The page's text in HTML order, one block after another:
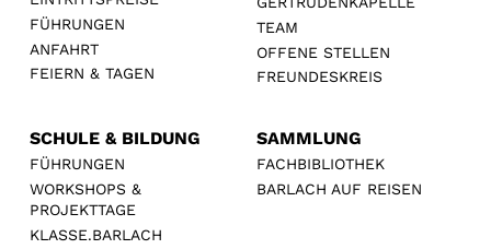
FÜHRUNGEN
ANFAHRT
FEIERN & TAGEN
TEAM
OFFENE STELLEN
FREUNDESKREIS
SCHULE & BILDUNG
FÜHRUNGEN
WORKSHOPS &
PROJEKTTAGE
KLASSE.BARLACH
SAMMLUNG
FACHBIBLIOTHEK
BARLACH AUF REISEN